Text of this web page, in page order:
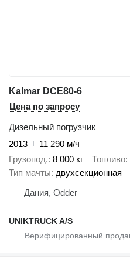
Kalmar DCE80-6
Цена по запросу
Дизельный погрузчик
2013
11 290 м/ч
Грузопод. 8 000 кг Топливо
Тип мачты двухсекционная
Дания, Odder
UNIKTRUCK A/S